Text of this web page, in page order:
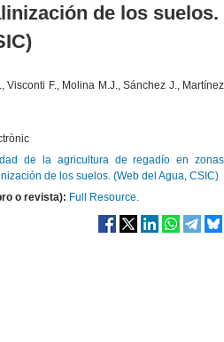
de los suelos.
Visconti F., Molina M.J., Sánchez J., Martínez
de la agricultura de regadío en zonas
de los suelos. (Web del Agua, CSIC)
o revista): Full Resource.